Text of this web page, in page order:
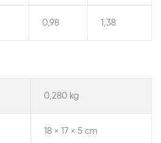
0,98 1,38
0,280 kg
18 × 17 × 5 cm